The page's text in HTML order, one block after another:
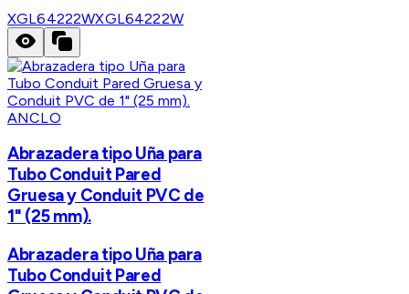
XGL64222WXGL64222W
ANCLO
Abrazadera tipo Uña para
Tubo Conduit Pared
Gruesa y Conduit PVC de
1" (25 mm).
Abrazadera tipo Uña para
Tubo Conduit Pared